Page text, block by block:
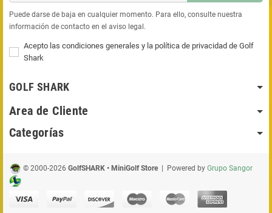
Puede darse de baja en cualquier momento. Para ello, consulte nuestra
información de contacto en el aviso legal.
Acepto las condiciones generales y la política de privacidad de Golf
Shark
GOLF SHARK
Area de Cliente
Categorías
© 2000-2026 GolfSHARK • MiniGolf Store| Powered by Grupo Sangor